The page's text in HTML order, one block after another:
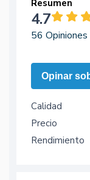
Resumen
4.7
56 Opiniones
Opinar
Calidad
Precio
Rendimiento